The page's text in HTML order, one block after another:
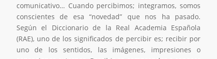
comunicativo… Cuando percibimos; integramos, somos
conscientes de esa “novedad” que nos ha pasado.
Según el Diccionario de la Real Academia Española
(RAE), uno de los significados de percibir es; recibir por
uno de los sentidos, las imágenes, impresiones o